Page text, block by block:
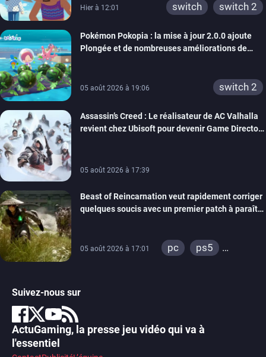
Hier à 12:01 switch switch 2
Pokémon Pokopia : la mise à jour 2.0.0 ajoute
Plongée et de nombreuses améliorations de
05 août 2026 à 19:06 switch 2
Assassin’s Creed : Le réalisateur de AC Valhalla
revient chez Ubisoft pour devenir Game Director
05 août 2026 à 17:39
Beast of Reincarnation veut rapidement corriger
quelques soucis avec un premier patch à paraître
05 août 2026 à 17:01 pc
ps5
Suivez-nous sur
ActuGaming, la presse jeu vidéo qui va à
l'essentiel